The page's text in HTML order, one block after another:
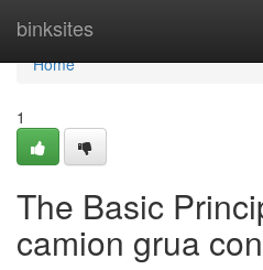
binksites
Home
Home
1
The Basic
camion grua